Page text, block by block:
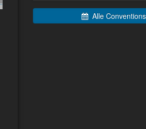
Alle Conventions